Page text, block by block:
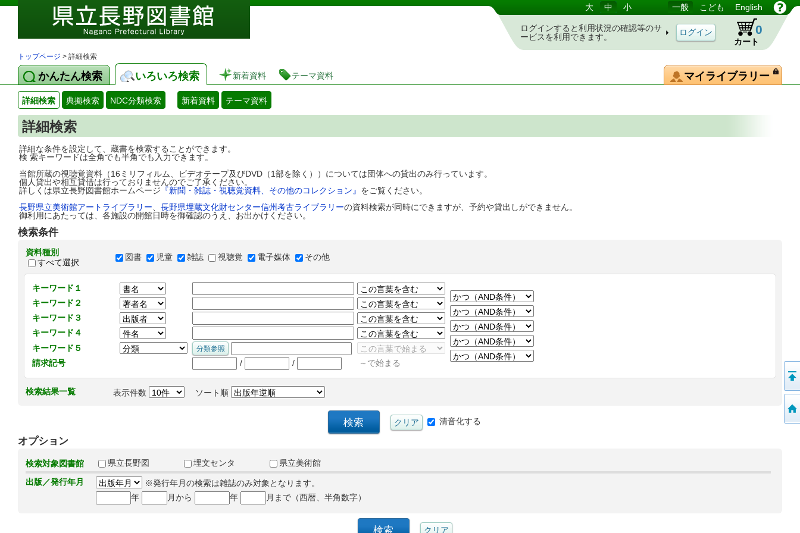
図書館 蔵書検索・予約システム 大 中 小 一般 こども English
ログインすると利用状況の確認等のサ
ービスを利用できます。
カート
0
トップページ > 詳細検索
かんたん検索 いろいろ検索 新着資料 テーマ資料 マイライブラリー
詳細検索 典拠検索 NDC分類検索 新着資料 テーマ資料
詳細検索
詳細な条件を設定して、蔵書を検索することができます。
検 索キーワードは全角でも半角でも入力できます。
当館所蔵の視聴覚資料（16ミリフィルム、ビデオテープ及びDVD（1部を除く））については団体への貸出のみ行っています。
個人貸出や相互貸借は行っておりませんのでご了承ください。
詳しくは県立長野図書館ホームページ 『新聞・雑誌・視聴覚資料、その他のコレクション』 をご覧ください。
長野県立美術館アートライブラリー
長野県埋蔵文化財センター信州考古ライブラリーの資料検索が同時にできますが、予約や貸出しができません。
御利用にあたっては、各施設の開館日時を御確認のうえ、お出かけください。
検索条件
資料種別
すべて選択
図書 児童 雑誌 視聴覚 電子媒体 その他
キーワード１
キーワード２
キーワード３
キーワード４
キーワード５
請求記号
/ / ～で始まる
検索結果一覧 表示件数 ソート順
清音化する
オプション
検索対象図書館 県立長野図 埋文センタ
県立美術館
出版／発行年月
※発行年月の検索は雑誌のみ対象となります。
年
月から 年 月まで（西暦、半角数字）